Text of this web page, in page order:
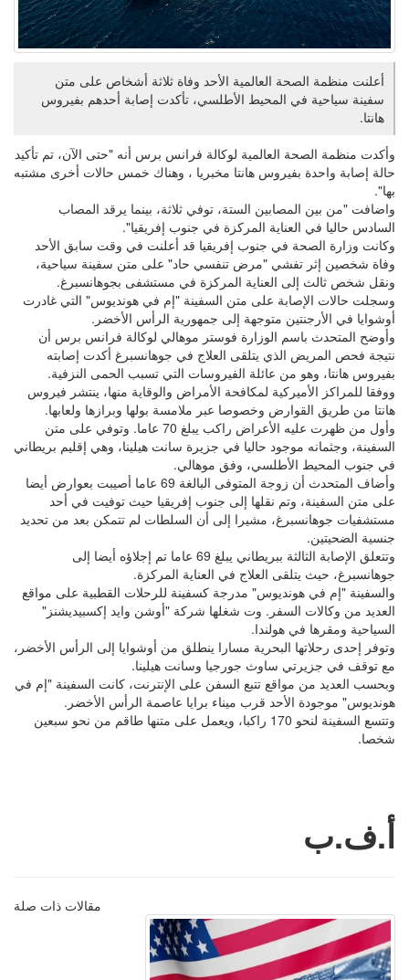
أعلنت منظمة الصحة العالمية الأحد وفاة ثلاثة أشخاص على متن
سفينة سياحية في المحيط الأطلسي، تأكدت إصابة أحدهم بفيروس
هانتا.
وأكدت منظمة الصحة العالمية لوكالة فرانس برس أنه "حتى الآن، تم تأكيد
حالة إصابة واحدة بفيروس هانتا مخبريا ، وهناك خمس حالات أخرى مشتبه
بها".
واضافت "من بين المصابين الستة، توفي ثلاثة، بينما يرقد المصاب
السادس حاليا في العناية المركزة في جنوب إفريقيا".
وكانت وزارة الصحة في جنوب إفريقيا قد أعلنت في وقت سابق الأحد
وفاة شخصين إثر تفشي "مرض تنفسي حاد" على متن سفينة سياحية،
ونقل شخص ثالث إلى العناية المركزة في مستشفى بجوهانسبرغ.
وسجلت حالات الإصابة على متن السفينة "إم في هونديوس" التي غادرت
أوشوايا في الأرجنتين متوجهة إلى جمهورية الرأس الأخضر.
وأوضح المتحدث باسم الوزارة فوستر موهالي لوكالة فرانس برس أن
نتيجة فحص المريض الذي يتلقى العلاج في جوهانسبرغ أكدت إصابته
بفيروس هانتا، وهو من عائلة الفيروسات التي تسبب الحمى النزفية.
ووفقا للمراكز الأميركية لمكافحة الأمراض والوقاية منها، ينتشر فيروس
هانتا من طريق القوارض وخصوصا عبر ملامسة بولها وبرازها ولعابها.
وأول من ظهرت عليه الأعراض راكب يبلغ 70 عاما. وتوفي على متن
السفينة، وجثمانه موجود حاليا في جزيرة سانت هيلينا، وهي إقليم بريطاني
في جنوب المحيط الأطلسي، وفق موهالي.
وأضاف المتحدث أن زوجة المتوفى البالغة 69 عاما أصيبت بعوارض أيضا
على متن السفينة، وتم نقلها إلى جنوب إفريقيا حيث توفيت في أحد
مستشفيات جوهانسبرغ، مشيرا إلى أن السلطات لم تتمكن بعد من تحديد
جنسية الضحيتين.
وتتعلق الإصابة الثالثة ببريطاني يبلغ 69 عاما تم إجلاؤه أيضا إلى
جوهانسبرغ، حيث يتلقى العلاج في العناية المركزة.
والسفينة "إم في هونديوس" مدرجة كسفينة للرحلات القطبية على مواقع
العديد من وكالات السفر. وت شغلها شركة "أوشن وايد إكسبيديشنز"
السياحية ومقرها في هولندا.
وتوفر إحدى رحلاتها البحرية مسارا ينطلق من أوشوايا إلى الرأس الأخضر،
مع توقف في جزيرتي ساوث جورجيا وسانت هيلينا.
وبحسب العديد من مواقع تتبع السفن على الإنترنت، كانت السفينة "إم في
هونديوس" موجودة الأحد قرب ميناء برايا عاصمة الرأس الأخضر.
وتتسع السفينة لنحو 170 راكبا، ويعمل على متنها طاقم من نحو سبعين
شخصا.
أ.ف.ب
مقالات ذات صلة